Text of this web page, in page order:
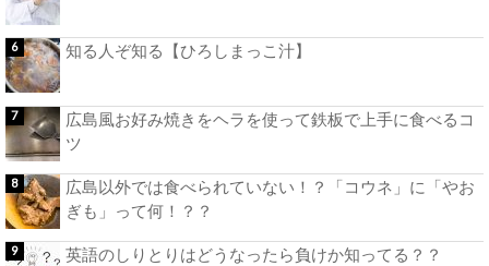
知る人ぞ知る【ひろしまっこ汁】
広島風お好み焼きをヘラを使って鉄板で上手に食べるコ
ツ
広島以外では食べられていない！？「コウネ」に「やお
ぎも」って何！？？
英語のしりとりはどうなったら負けか知ってる？？